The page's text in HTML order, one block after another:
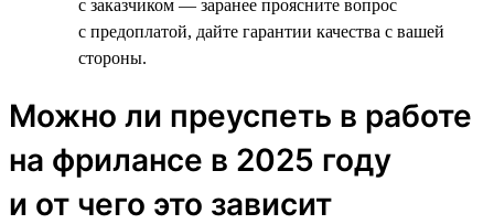
с заказчиком — заранее проясните вопрос
с предоплатой, дайте гарантии качества с вашей
стороны.
Можно ли преуспеть в работе
на фрилансе в 2025 году
и от чего это зависит